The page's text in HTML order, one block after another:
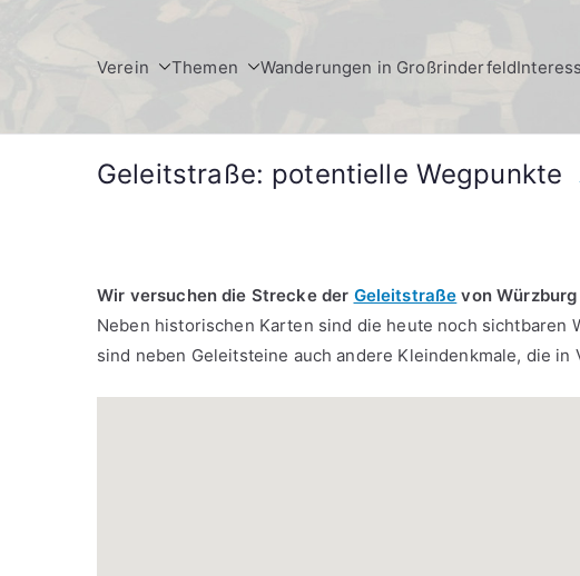
Verein Themen Wanderungen in Großrinderfeld
Geleitstraße: potentielle Wegpunkte
Wir versuchen die Strecke der Geleitstraße von
Neben historischen Karten sind die heute noch sichtbaren
sind neben Geleitsteine auch andere Kleindenkmale, die